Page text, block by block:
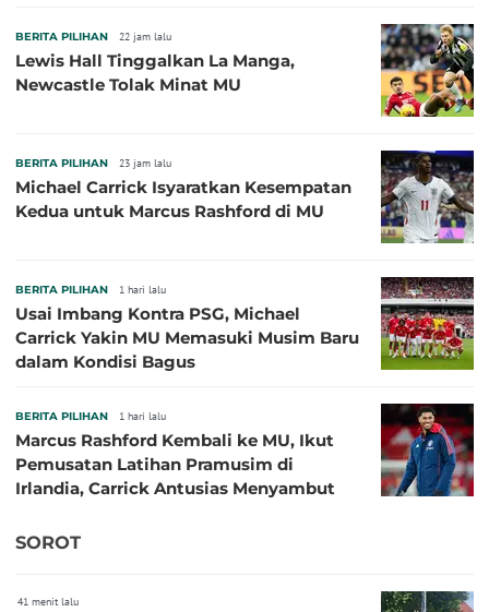
BERITA PILIHAN 22 jam lalu
Lewis Hall Tinggalkan La Manga,
Newcastle Tolak Minat MU
BERITA PILIHAN 23 jam lalu
Michael Carrick Isyaratkan Kesempatan
Kedua untuk Marcus Rashford di MU
BERITA PILIHAN 1 hari lalu
Usai Imbang Kontra PSG, Michael
Carrick Yakin MU Memasuki Musim Baru
dalam Kondisi Bagus
BERITA PILIHAN 1 hari lalu
Marcus Rashford Kembali ke MU, Ikut
Pemusatan Latihan Pramusim di
Irlandia, Carrick Antusias Menyambut
SOROT
41 menit lalu